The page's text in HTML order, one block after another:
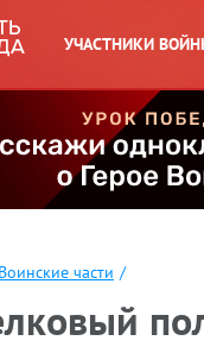
УЧАСТНИКИ
Воинские части /